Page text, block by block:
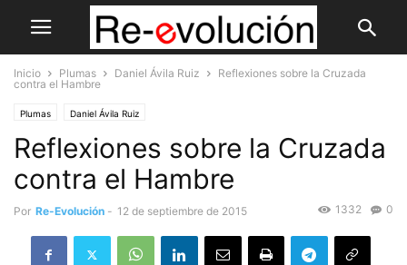
Inicio Plumas Daniel Ávila Ruiz
Reflexiones sobre la Cruzada
contra el Hambre
Plumas Daniel Ávila Ruiz
Reflexiones sobre la Cruzada
contra el Hambre
Por Re-Evolución - 12 de septiembre de 2015 0
1332